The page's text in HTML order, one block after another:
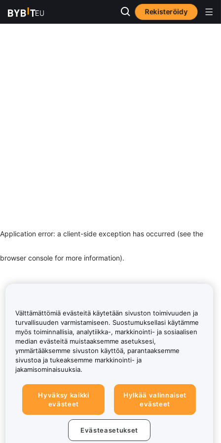
Rekisteröidy
Application error: a client-side exception has occurred (see the
browser console for more information).
Välttämättömiä evästeitä käytetään sivuston toimivuuden ja
turvallisuuden varmistamiseen. Suostumuksellasi käytämme
myös toiminnallisia, analytiikka-, markkinointi- ja sosiaalisen
median evästeitä muistaaksemme asetuksesi,
ymmärtääksemme sivuston käyttöä, parantaaksemme
sivustoa ja tukeaksemme markkinointi- ja
jakamisominaisuuksia.
Hyväksy kaikki
evästeet
Hylkää valinnaiset
evästeet
Evästeasetukset